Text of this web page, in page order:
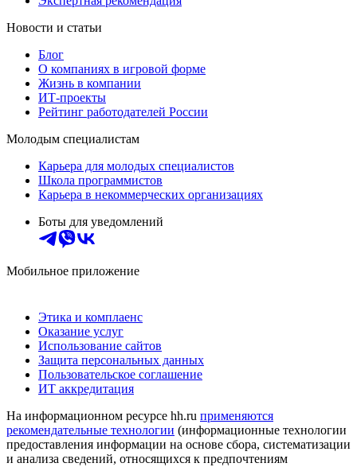
Новости и статьи
Блог
О компаниях в игровой форме
Жизнь в компании
ИТ-проекты
Рейтинг работодателей России
Молодым специалистам
Карьера для молодых специалистов
Школа программистов
Карьера в некоммерческих организациях
Боты для уведомлений
Мобильное приложение
Этика и комплаенс
Оказание услуг
Использование сайтов
Защита персональных данных
Пользовательское соглашение
ИТ аккредитация
На информационном ресурсе hh.ru применяются
рекомендательные технологии (информационные технологии
предоставления информации на основе сбора, систематизации
и анализа сведений, относящихся к предпочтениям